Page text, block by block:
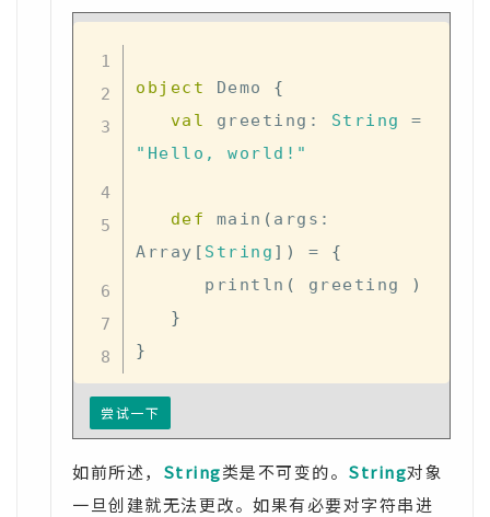
object Demo {
val
greeting : String
=
"Hello, world!"
def main ( args :
Array [ String ] ) =
{
      println
( greeting
)
}
}
尝试一下
如前所述， String类是不可变的。 String对象
一旦创建就无法更改。如果有必要对字符串进